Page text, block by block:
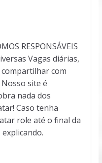
RESPONSÁVEIS
Vagas diárias,
compartilhar com
site é
nada dos
Caso tenha
role até o final da